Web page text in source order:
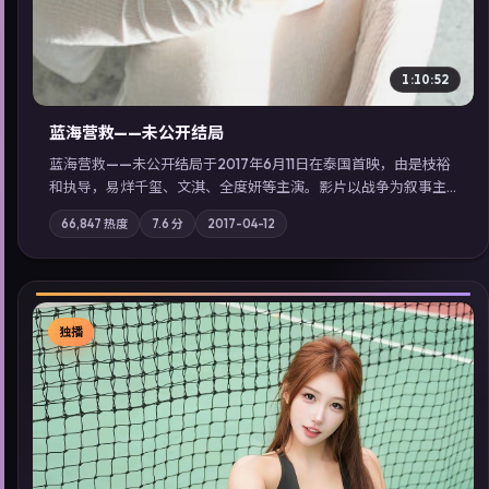
1:10:52
蓝海营救——未公开结局
蓝海营救——未公开结局于2017年6月11日在泰国首映，由是枝裕
和执导，易烊千玺、文淇、全度妍等主演。影片以战争为叙事主
轴，城市霓虹背后，有人用规则改写命运；摄影与配乐强化地域
气质；站内亦可通过「国产免费观看高清电视剧在线看」延展检
索同类型高分佳作，畅享高清在线追剧体验。
66,847 热度 7.6 分 2017-04-12
▶
独播